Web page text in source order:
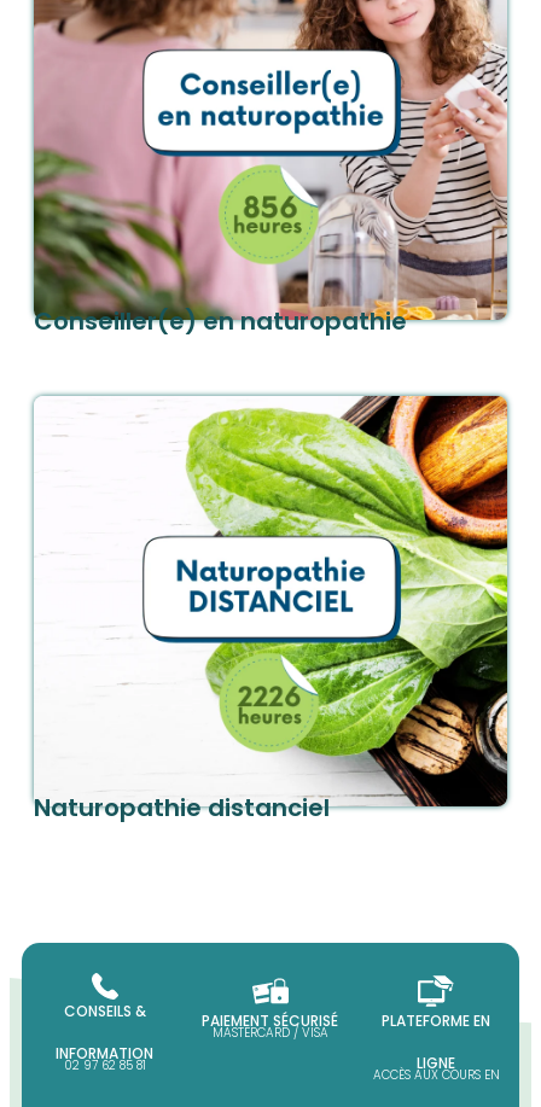
Conseiller(e) en naturopathie
En savoir plus
Commander
Naturopathie distanciel
CONSEILS &
INFORMATION
02 97 62 85 81
PAIEMENT SÉCURISÉ
MASTERCARD / VISA
PLATEFORME EN
LIGNE
ACCÈS AUX COURS EN